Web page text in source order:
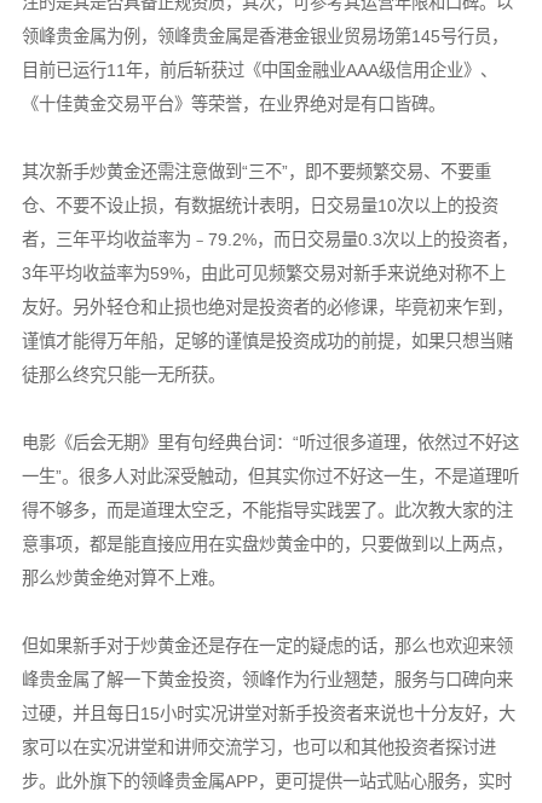
领峰贵金属为例，领峰贵金属是香港金银业贸易场第145号行员，
目前已运行11年，前后斩获过《中国金融业AAA级信用企业》、
《十佳黄金交易平台》等荣誉，在业界绝对是有口皆碑。
其次新手炒黄金还需注意做到“三不”，即不要频繁交易、不要重
仓、不要不设止损，有数据统计表明，日交易量10次以上的投资
者，三年平均收益率为﹣79.2%，而日交易量0.3次以上的投资者，
3年平均收益率为59%，由此可见频繁交易对新手来说绝对称不上
友好。另外轻仓和止损也绝对是投资者的必修课，毕竟初来乍到，
谨慎才能得万年船，足够的谨慎是投资成功的前提，如果只想当赌
徒那么终究只能一无所获。
电影《后会无期》里有句经典台词：“听过很多道理，依然过不好这
一生”。很多人对此深受触动，但其实你过不好这一生，不是道理听
得不够多，而是道理太空乏，不能指导实践罢了。此次教大家的注
意事项，都是能直接应用在实盘炒黄金中的，只要做到以上两点，
那么炒黄金绝对算不上难。
但如果新手对于炒黄金还是存在一定的疑虑的话，那么也欢迎来领
峰贵金属了解一下黄金投资，领峰作为行业翘楚，服务与口碑向来
过硬，并且每日15小时实况讲堂对新手投资者来说也十分友好，大
家可以在实况讲堂和讲师交流学习，也可以和其他投资者探讨进
步。此外旗下的领峰贵金属APP，更可提供一站式贴心服务，实时